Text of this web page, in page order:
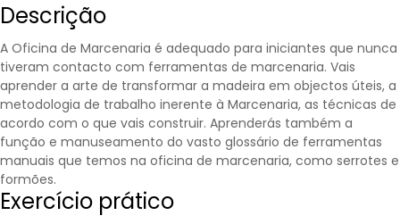
Descrição
A Oficina de Marcenaria é adequado para iniciantes que nunca
tiveram contacto com ferramentas de marcenaria. Vais
aprender a arte de transformar a madeira em objectos úteis, a
metodologia de trabalho inerente à Marcenaria, as técnicas de
acordo com o que vais construir. Aprenderás também a
função e manuseamento do vasto glossário de ferramentas
manuais que temos na oficina de marcenaria, como serrotes e
formões.
Exercício prático